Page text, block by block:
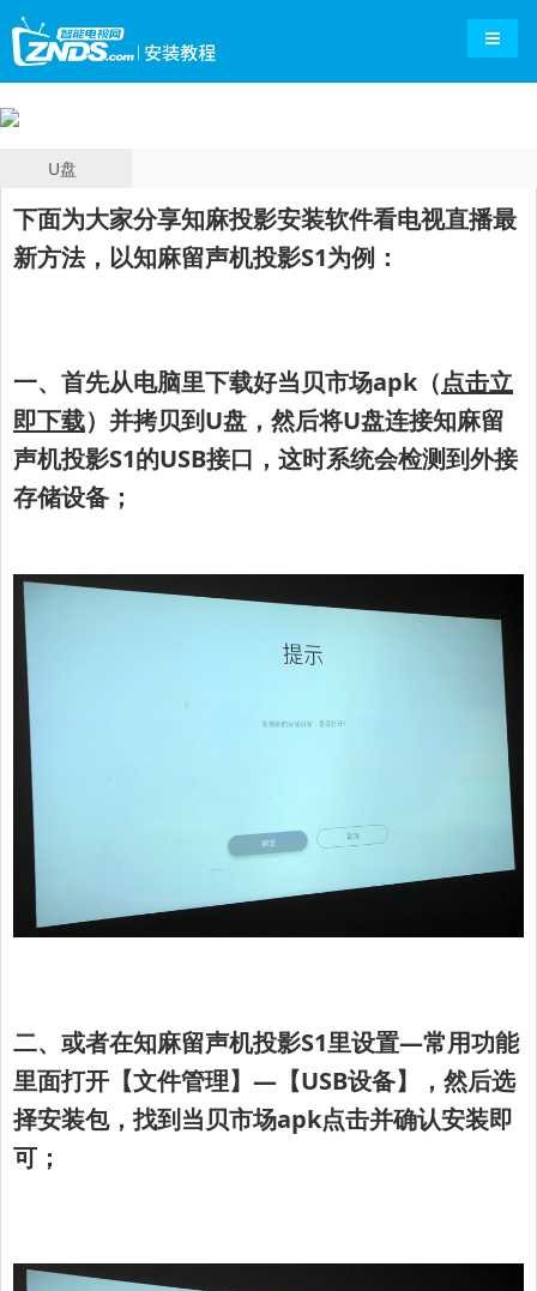
导航
U盘
下面为大家分享知麻投影安装软件看电视直播最
新方法，以知麻留声机投影S1为例：
一、首先从电脑里下载好当贝市场apk（点击立
即下载） 并拷贝到U盘， 然后将U盘连接知麻留
声机投影S1的USB接口，这时系统会检测到外接
存储设备；
二、或者在知麻留声机投影S1里设置—常用功能
里面打开【文件管理】—【USB设备】， 然后选
择安装包，找到当贝市场apk点击并确认安装即
可；